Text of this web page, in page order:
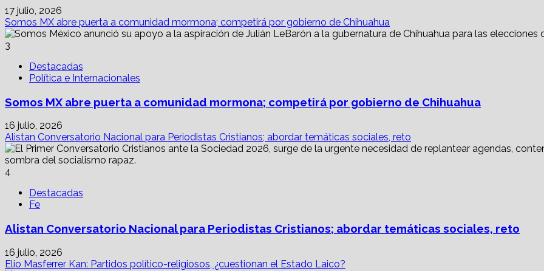
17 julio, 2026
Somos MX abre puerta a comunidad mormona; competirá por gobierno de Chihuahua
3
Destacadas
Política e Internacionales
Somos MX abre puerta a comunidad mormona; competirá por gobierno de Chihuahua
16 julio, 2026
Alistan Conversatorio Nacional para Periodistas Cristianos; abordar temáticas sociales, reto
4
Destacadas
Fe
Alistan Conversatorio Nacional para Periodistas Cristianos; abordar temáticas sociales, reto
16 julio, 2026
Elio Masferrer Kan: Partidos político-religiosos, ¿cuestionan el Estado Laico?